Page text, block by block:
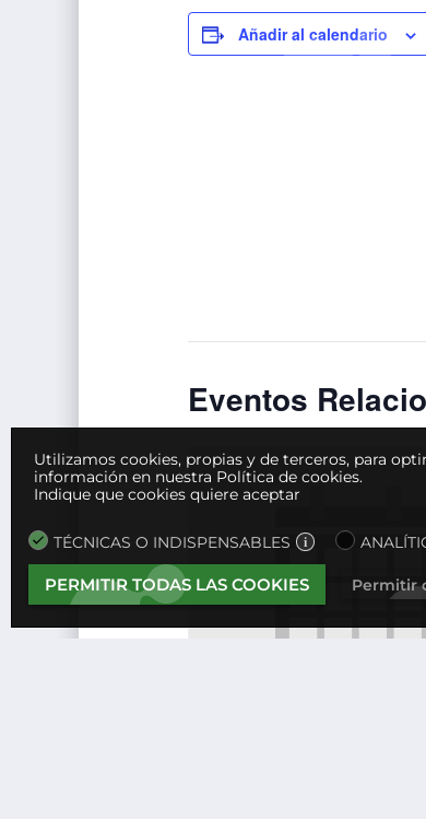
Añadir al calendario
Eventos
Utilizamos cookies, propias y de terceros, para
información en nuestra Política de cookies.
Indique que cookies quiere aceptar
TÉCNICAS O INDISPENSABLES
PERMITIR TODAS LAS COOKIES Permitir